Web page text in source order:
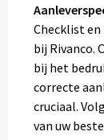
Checklist
bij Rivanco.
bij het
correcte
cruciaal.
van uw